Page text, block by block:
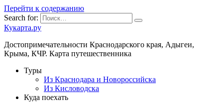
Перейти к содержанию
Search for:
Кукарта.ру
Достопримечательности Краснодарского края, Адыгеи,
Крыма, КЧР. Карта путешественника
Туры
Из Краснодара и Новороссийска
Из Кисловодска
Куда поехать